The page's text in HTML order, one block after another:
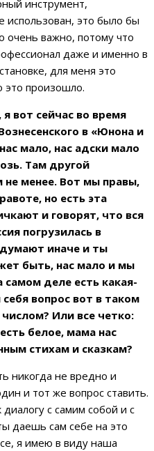
инструмент,
использован, это было бы
очень важно, потому что
даже и именно в
для меня это
это произошло.
вот сейчас во время
в «Юнона и
мало, нас адски мало
Там другой
не менее. Вот мы правы,
но есть эта
и говорят, что вся
погрузилась в
думают иначе и ты
быть, нас мало и мы
самом деле есть какая-
вопрос вот в таком
Или все четко:
белое, мама нас
стихам и сказкам?
никогда не вредно и
и тот же вопрос ставить.
с самим собой и с
даешь сам себе на это
я имею в виду наша